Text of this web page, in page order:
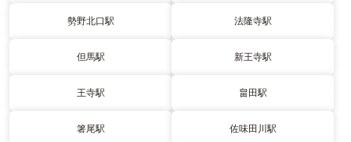
勢野北口駅 法隆寺駅
但馬駅 新王寺駅
王寺駅 畠田駅
箸尾駅 佐味田川駅